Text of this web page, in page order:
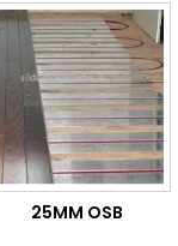
25MM OSB